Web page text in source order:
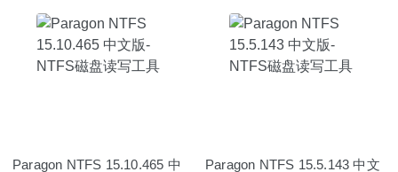
Paragon NTFS 15.10.465 中
Paragon NTFS 15.5.143 中文